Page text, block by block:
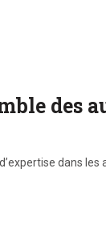
des
dans les